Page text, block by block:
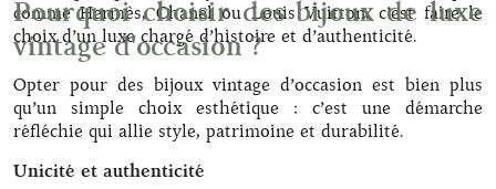
comme Hermès, Chanel ou Louis Vuitton, c’est faire le
choix d’un luxe chargé d’histoire et d’authenticité.
Pourquoi choisir des bijoux de luxe
vintage d'occasion ?
Opter pour des bijoux vintage d’occasion est bien plus
qu’un simple choix esthétique : c’est une démarche
réfléchie qui allie style, patrimoine et durabilité.
Unicité et authenticité